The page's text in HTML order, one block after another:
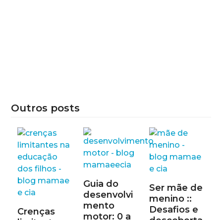
Outros posts
Crenças
Guia do
desenvolvi
mento
motor: 0 a
Ser mãe de
menino ::
Desafios e